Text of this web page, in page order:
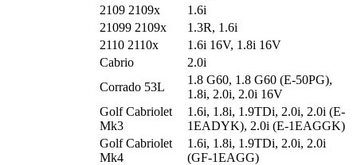
2109 2109x
1.6i
21099 2109x
1.3R, 1.6i
2110 2110x
1.6i 16V, 1.8i 16V
Cabrio
2.0i
Corrado 53L
1.8 G60, 1.8 G60 (E-50PG),
1.8i, 2.0i, 2.0i 16V
Golf Cabriolet
Mk3
1.6i, 1.8i, 1.9TDi, 2.0i, 2.0i (E-
1EADYK), 2.0i (E-1EAGGK)
Golf Cabriolet
Mk4
1.6i, 1.8i, 1.9TDi, 2.0i, 2.0i
(GF-1EAGG)